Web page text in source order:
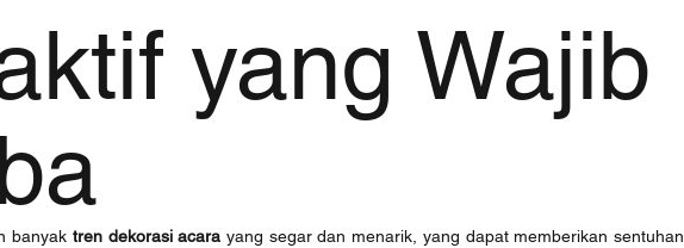
yang Wajib
banyak tren dekorasi acara yang segar dan menarik, yang dapat memberikan sentuhan